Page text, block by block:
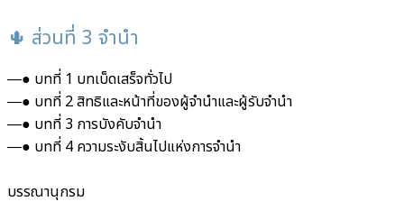
🌵 ส่วนที่ 3 จำนำ
―● บทที่ 1 บทเบ็ดเสร็จทั่วไป
―● บทที่ 2 สิทธิและหน้าที่ของผู้จำนำและผู้รับจำนำ
―● บทที่ 3 การบังคับจำนำ
―● บทที่ 4 ความระงับสิ้นไปแห่งการจำนำ
บรรณานุกรม